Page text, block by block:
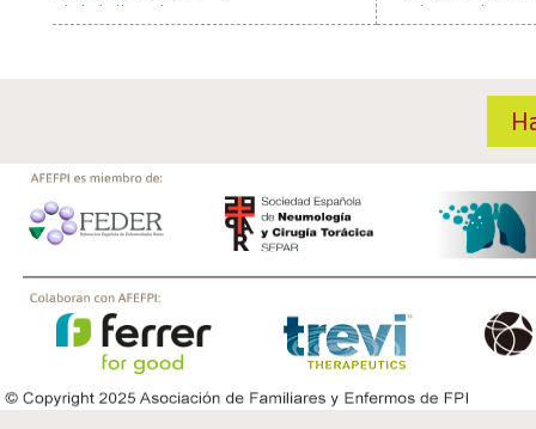
inhalado llamado Tyvaso, dirigido a
pulmonar
década. El
actúa mediante